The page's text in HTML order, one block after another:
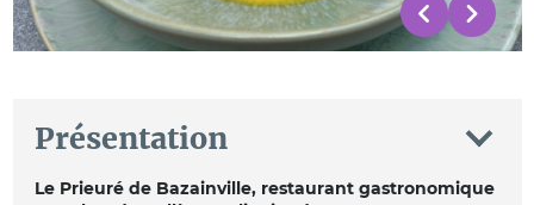
Présentation
Le Prieuré de Bazainville, restaurant gastronomique